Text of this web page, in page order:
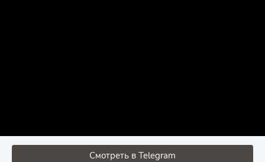
Смотреть в Telegram